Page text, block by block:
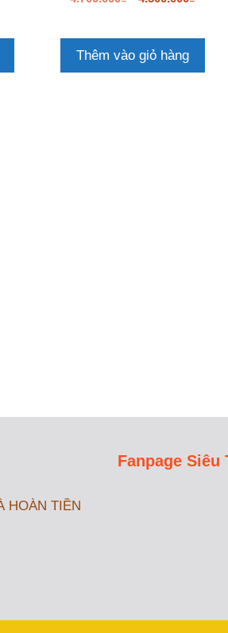
n
à
5
Thêm vào giỏ hàng
HOÀN TIỀN
Fanpage Siêu